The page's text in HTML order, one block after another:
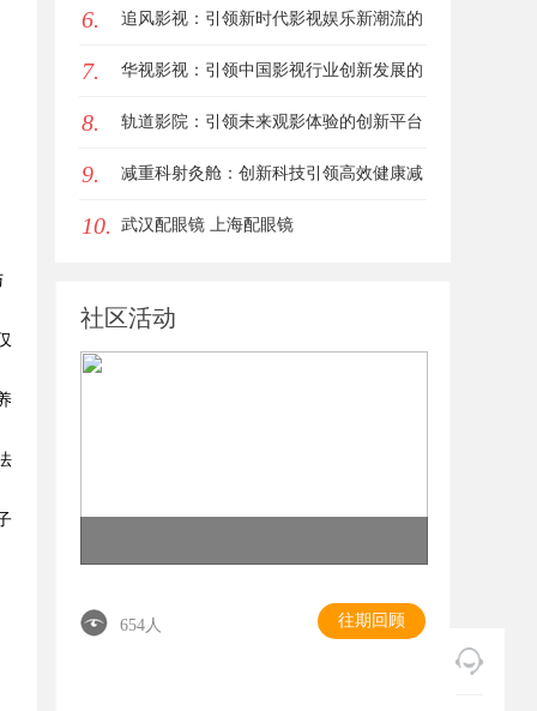
受不一样的观影体验
6. 追风影视：引领新时代影视娱乐新潮流的
创新平台
7. 华视影视：引领中国影视行业创新发展的
先行者
8. 轨道影院：引领未来观影体验的创新平台
9. 减重科射灸舱：创新科技引领高效健康减
重新时代
10. 武汉配眼镜 上海配眼镜
社区活动
654人 往期回顾